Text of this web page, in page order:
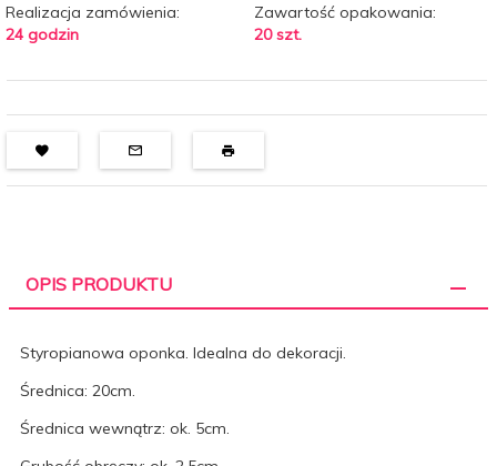
Realizacja zamówienia:
24 godzin
Zawartość opakowania:
20 szt.
OPIS PRODUKTU
Styropianowa oponka. Idealna do dekoracji.
Średnica: 20cm.
Średnica wewnątrz: ok. 5cm.